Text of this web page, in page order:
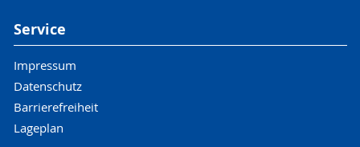
Service
Impressum
Datenschutz
Barrierefreiheit
Lageplan